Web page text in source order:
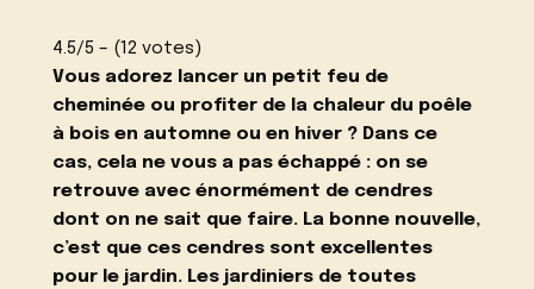
4.5/5 – (12 votes)
Vous adorez lancer un petit feu de
cheminée ou profiter de la chaleur du poêle
à bois en automne ou en hiver ? Dans ce
cas, cela ne vous a pas échappé : on se
retrouve avec énormément de cendres
dont on ne sait que faire. La bonne nouvelle,
c’est que ces cendres sont excellentes
pour le jardin. Les jardiniers de toutes